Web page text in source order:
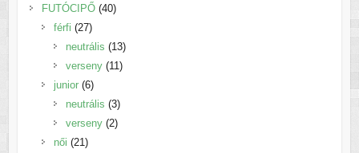
termék
FUTÓCIPŐ 4040
férfi 2727
termék
neutrális 1313
termék
verseny 11 11
junior 66
termék
neutrális 33
termék
verseny 22
női 21 21